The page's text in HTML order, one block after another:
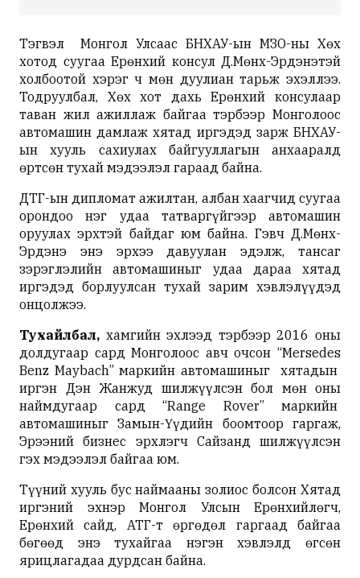
Тэгвэл Монгол Улсаас БНХАУ-ын ӨМӨЗО-ны Хөх
хотод суугаа Ерөнхий консул Д.Мөнх-Эрдэнэтэй
холбоотой хэрэг ч мөн дуулиан тарьж эхэллээ.
Тодруулбал, Хөх хот дахь Ерөнхий консулаар
таван жил ажиллаж байгаа тэрбээр Монголоос
автомашин дамлаж хятад иргэдэд зарж БНХАУ-
ын хууль сахиулах байгууллагын анхааралд
өртсөн тухай мэдээлэл гараад байна.
ДТГ-ын дипломат ажилтан, албан хаагчид суугаа
орондоо нэг удаа татваргүйгээр автомашин
оруулах эрхтэй байдаг юм байна. Гэвч Д.Мөнх-
Эрдэнэ энэ эрхээ давуулан эдэлж, тансаг
зэрэглэлийн автомашиныг удаа дараа хятад
иргэдэд борлуулсан тухай зарим хэвлэлүүдэд
онцолжээ.
Тухайлбал, хамгийн эхлээд тэрбээр 2016 оны
долдугаар сард Монголоос авч очсон “Mersedes
Benz Maybach” маркийн автомашиныг хятадын
иргэн Дэн Жанжуд шилжүүлсэн бол мөн оны
наймдугаар сард “Range Rover” маркийн
автомашиныг Замын-Үүдийн боомтоор гаргаж,
Эрээний бизнес эрхлэгч Сайзанд шилжүүлсэн
гэх мэдээлэл байгаа юм.
Түүний хууль бус наймааны золиос болсон Хятад
иргэний эхнэр Монгол Улсын Ерөнхийлөгч,
Ерөнхий сайд, АТГ-т өргөдөл гаргаад байгаа
бөгөөд энэ тухайгаа нэгэн хэвлэлд өгсөн
ярицлагадаа дурдсан байна.